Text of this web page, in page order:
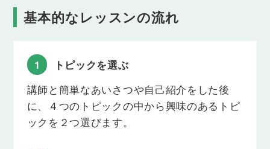
予定について話してみましょう。
旅行について話してみましょう。
Lesson 15
最近のこと
最近のことについて話してみましょう。
基本的なレッスンの流れ
1
トピックを選ぶ
講師と簡単なあいさつや自己紹介をした後
に、４つのトピックの中から興味のあるトピ
ックを２つ選びます。